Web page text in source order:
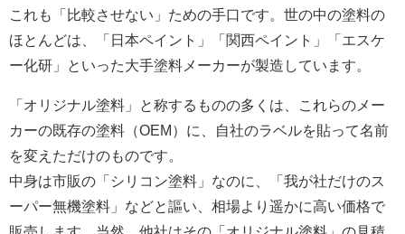
これも「比較させない」ための手口です。世の中の塗料の
ほとんどは、「日本ペイント」「関西ペイント」「エスケ
ー化研」といった大手塗料メーカーが製造しています。
「オリジナル塗料」と称するものの多くは、これらのメー
カーの既存の塗料（OEM）に、自社のラベルを貼って名前
を変えただけのものです。
中身は市販の「シリコン塗料」なのに、「我が社だけのス
ーパー無機塗料」などと謳い、相場より遥かに高い価格で
販売します。当然、他社はその「オリジナル塗料」の見積